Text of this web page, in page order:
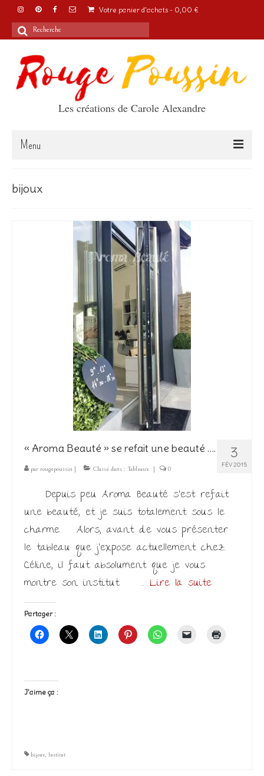
Votre panier d'achats - 0,00 €
Rechercher
Les créations de Carole Alexandre
Menu
bijoux
3
FÉV 2015
« Aroma Beauté » se refait une beauté ….
par rougepoussin | Classé dans : Tableaux | 0
Depuis peu Aroma Beauté s’est refait
une beauté, et je suis totalement sous le
charme. Alors, avant de vous présenter
le tableau que j’expose actuellement chez
Céline, il faut absolument que je vous
montre son institut. … Lire la suite­­
Partager :
J’aime ça :
bijoux, Institut